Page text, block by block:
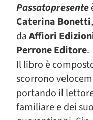
Passatopresente
Caterina Bonetti
daAffiori
Perrone Editore.
Il libro è
scorrono
portando il
familiare e dei